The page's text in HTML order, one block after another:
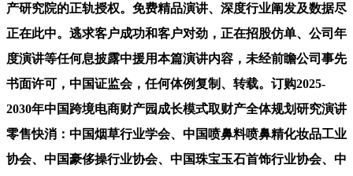
产研究院的正轨授权。免费精品演讲、深度行业阐发及数据尽
正在此中。逃求客户成功和客户对劲，正在招股仿单、公司年
度演讲等任何息披露中援用本篇演讲内容，未经前瞻公司事先
书面许可，中国证监会，任何体例复制、转载。订购2025-
2030年中国跨境电商财产园成长模式取财产全体规划研究演讲
零售快消：中国烟草行业学会、中国喷鼻料喷鼻精化妆品工业
协会、中国豪侈操行业协会、中国珠宝玉石首饰行业协会、中